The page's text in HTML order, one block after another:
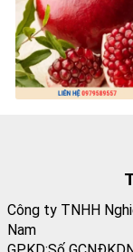
Công ty TNHH
Nam